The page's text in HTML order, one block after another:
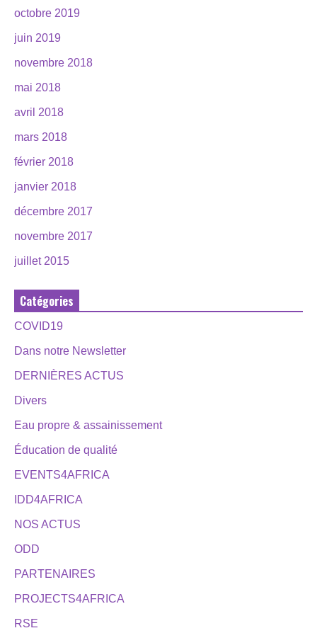
octobre 2019
juin 2019
novembre 2018
mai 2018
avril 2018
mars 2018
février 2018
janvier 2018
décembre 2017
novembre 2017
juillet 2015
Catégories
COVID19
Dans notre Newsletter
DERNIÈRES ACTUS
Divers
Eau propre & assainissement
Éducation de qualité
EVENTS4AFRICA
IDD4AFRICA
NOS ACTUS
ODD
PARTENAIRES
PROJECTS4AFRICA
RSE